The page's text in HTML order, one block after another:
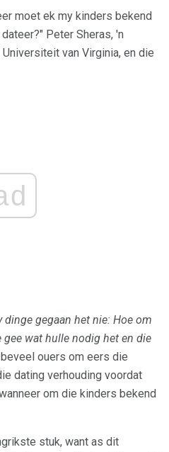
moet ek my kinders bekend
Peter Sheras, 'n
van Virginia, en die
gegaan het nie: Hoe om
wat hulle nodig het en die
ouers om eers die
dating verhouding voordat
om die kinders bekend
stuk, want as dit